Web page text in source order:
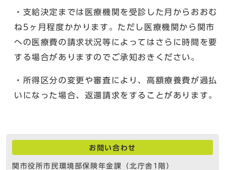
・支給決定までは医療機関を受診した月からおおむ
ね5ヶ月程度かかります。ただし医療機関から関市
への医療費の請求状況等によってはさらに時間を要
する場合がありますのでご承知おきください。
・所得区分の変更や審査により、高額療養費が過払
いになった場合、返還請求をすることがあります。
お問い合わせ
関市役所市民環境部保険年金課（北庁舎1階）